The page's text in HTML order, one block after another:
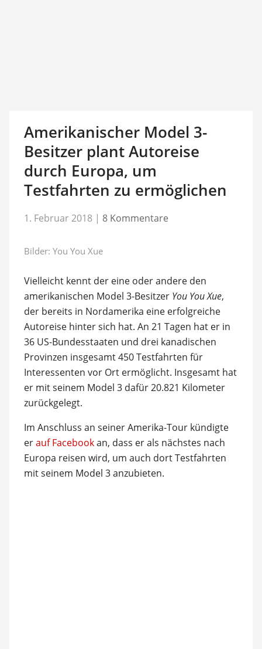
Amerikanischer Model 3-
Besitzer plant Autoreise
durch Europa, um
Testfahrten zu ermöglichen
1. Februar 2018 | 8 Kommentare
Bilder: You You Xue
Vielleicht kennt der eine oder andere den
amerikanischen Model 3-Besitzer You You Xue,
der bereits in Nordamerika eine erfolgreiche
Autoreise hinter sich hat. An 21 Tagen hat er in
36 US-Bundesstaaten und drei kanadischen
Provinzen insgesamt 450 Testfahrten für
Interessenten vor Ort ermöglicht. Insgesamt hat
er mit seinem Model 3 dafür 20.821 Kilometer
zurückgelegt.
Im Anschluss an seiner Amerika-Tour kündigte
erauf Facebookan, dass er als nächstes nach
Europa reisen wird, um auch dort Testfahrten
mit seinem Model 3 anzubieten.